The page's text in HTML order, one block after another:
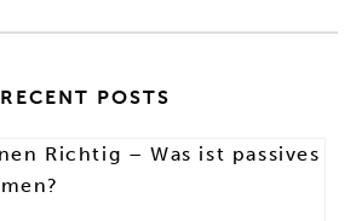
RECENT POSTS